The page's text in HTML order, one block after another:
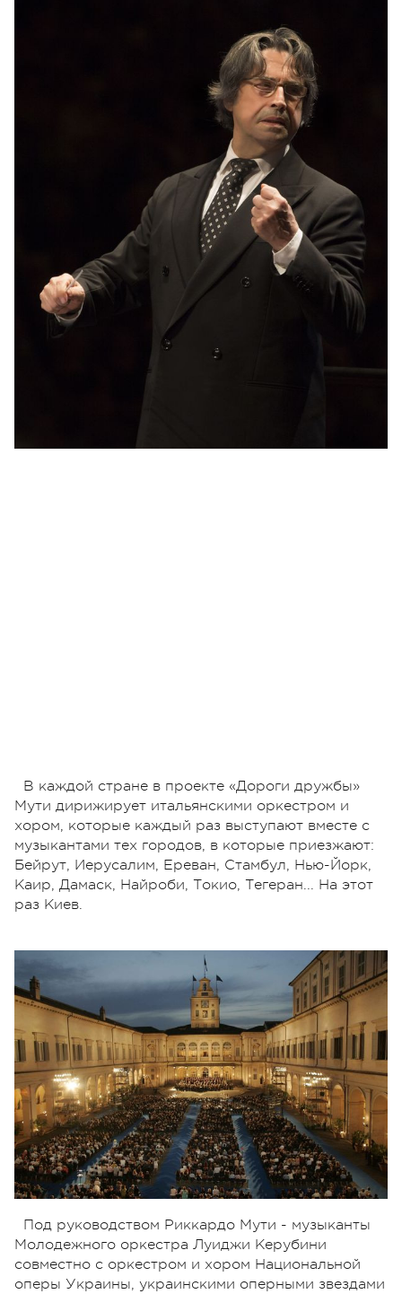
В каждой стране в проекте «Дороги дружбы»
Мути дирижирует итальянскими оркестром и
хором, которые каждый раз выступают вместе с
музыкантами тех городов, в которые приезжают:
Бейрут, Иерусалим, Ереван, Стамбул, Нью-Йорк,
Каир, Дамаск, Найроби, Токио, Тегеран... На этот
раз Киев.
Под руководством Риккардо Мути - музыканты
Молодежного оркестра Луиджи Керубини
совместно с оркестром и хором Национальной
оперы Украины, украинскими оперными звездами